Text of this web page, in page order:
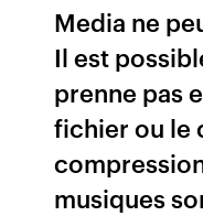
Media ne
Il est
prenne pas
fichier ou le
musiques